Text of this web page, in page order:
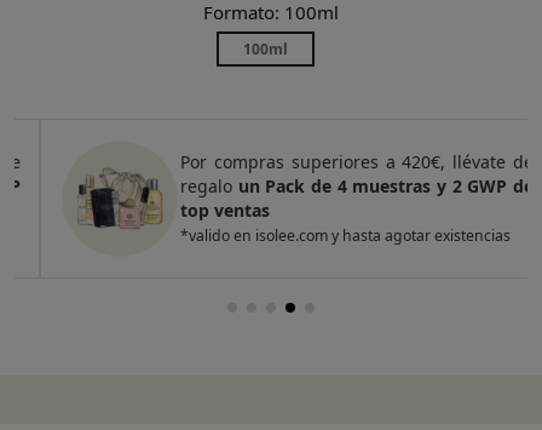
Formato: 100ml
100ml
Por compras superiores a 420€, llévate de
regaloun Pack de 4 muestras y 2 GWP de
top ventas
*valido en isolee.com y hasta agotar existencias